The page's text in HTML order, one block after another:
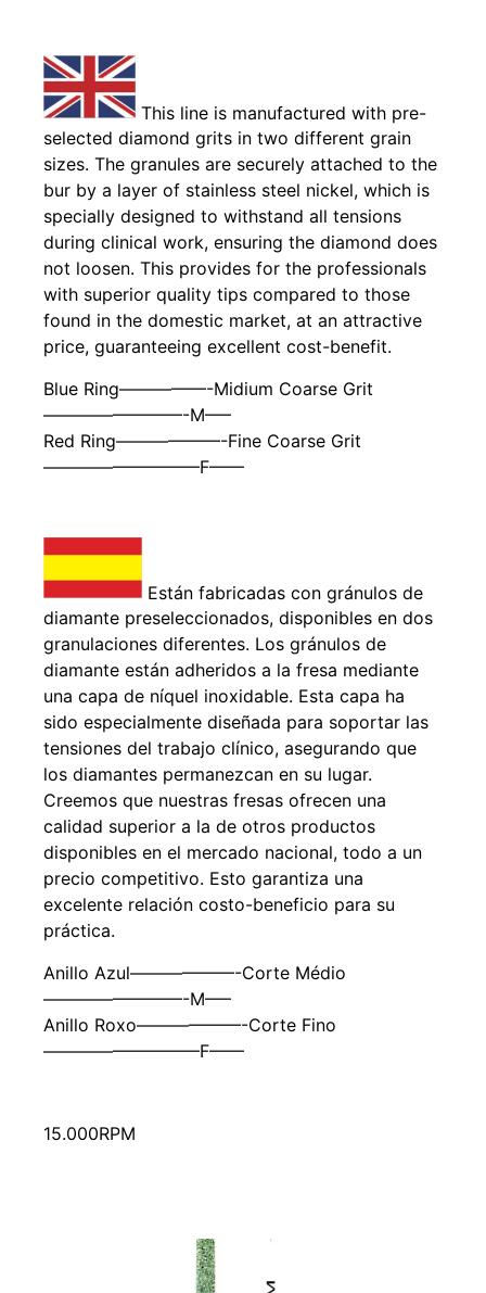
This line is manufactured with pre-
selected diamond grits in two different grain
sizes. The granules are securely attached to the
bur by a layer of stainless steel nickel, which is
specially designed to withstand all tensions
during clinical work, ensuring the diamond does
not loosen. This provides for the professionals
with superior quality tips compared to those
found in the domestic market, at an attractive
price, guaranteeing excellent cost-benefit.
Blue Ring—————-Midium Coarse Grit
————————-M—–
Red Ring——————-Fine Coarse Grit
—————————F——
Están fabricadas con gránulos de
diamante preseleccionados, disponibles en dos
granulaciones diferentes. Los gránulos de
diamante están adheridos a la fresa mediante
una capa de níquel inoxidable. Esta capa ha
sido especialmente diseñada para soportar las
tensiones del trabajo clínico, asegurando que
los diamantes permanezcan en su lugar.
Creemos que nuestras fresas ofrecen una
calidad superior a la de otros productos
disponibles en el mercado nacional, todo a un
precio competitivo. Esto garantiza una
excelente relación costo-beneficio para su
práctica.
Anillo Azul——————-Corte Médio
————————-M—–
Anillo Roxo——————-Corte Fino
—————————F——
15.000RPM